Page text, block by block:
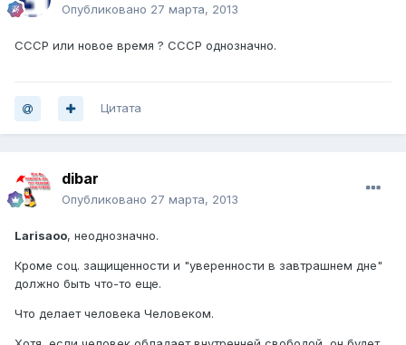
Опубликовано 27 марта, 2013
СССР или новое время ? СССР однозначно.
Цитата
dibar
Опубликовано 27 марта, 2013
Larisaoo, неоднозначно.
Кроме соц. защищенности и "уверенности в завтрашнем дне"
должно быть что-то еще.
Что делает человека Человеком.